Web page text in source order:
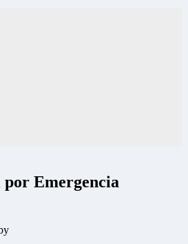
Emergencia